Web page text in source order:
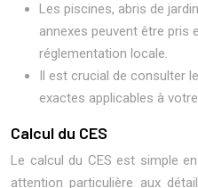
Les piscines, abris de
annexes peuvent être pris
réglementation locale.
Il est crucial de consulter
exactes applicables à
Calcul du CES
Le calcul du CES est simple
attention particulière aux